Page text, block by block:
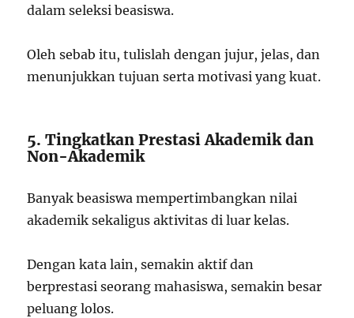
dalam seleksi beasiswa.
Oleh sebab itu, tulislah dengan jujur, jelas, dan
menunjukkan tujuan serta motivasi yang kuat.
5. Tingkatkan Prestasi Akademik dan
Non-Akademik
Banyak beasiswa mempertimbangkan nilai
akademik sekaligus aktivitas di luar kelas.
Dengan kata lain, semakin aktif dan
berprestasi seorang mahasiswa, semakin besar
peluang lolos.